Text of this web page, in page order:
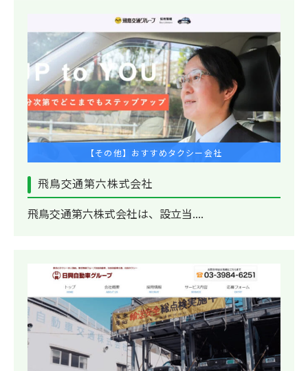
【その他】おすすめタクシー会社
飛鳥交通第六株式会社
飛鳥交通第六株式会社は、設立当....